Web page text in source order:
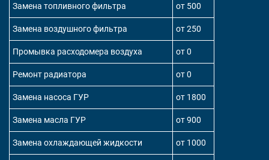
Замена топливного фильтра от 500
Замена воздушного фильтра от 250
Промывка расходомера воздуха от 0
Ремонт радиатора от 0
Замена насоса ГУР от 1800
Замена масла ГУР от 900
Замена охлаждающей жидкости от 1000